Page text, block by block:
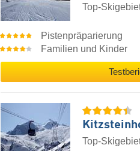
Top-
Pistenpräparierung
Familien und Kinder
Top-